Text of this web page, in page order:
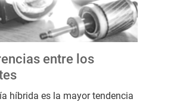
entre los
híbrida es la mayor tendencia